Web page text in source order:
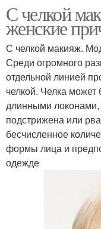
С челкой
женские
С челкой макияж.
Среди огромного
отдельной линией
челкой. Челка
длинными
подстрижена или
бесчисленное
формы лица и
одежде